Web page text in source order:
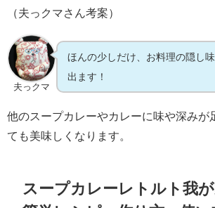
（夫っクマさん考案）
夫っクマ
ほんの少しだけ、お料理の隠し
出ます！
他のスープカレーやカレーに味や深みが
ても美味しくなります。
スープカレーレトルト我